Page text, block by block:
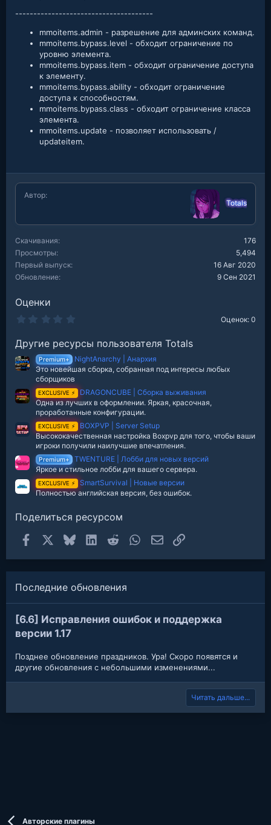
--------------------------------------
mmoitems.admin - разрешение для админских команд.
mmoitems.bypass.level - обходит ограничение по
уровню элемента.
mmoitems.bypass.item - обходит ограничение доступа
к элементу.
mmoitems.bypass.ability - обходит ограничение
доступа к способностям.
mmoitems.bypass.class - обходит ограничение класса
элемента.
mmoitems.update - позволяет использовать /
updateitem.
Автор
Totals
Скачивания
176
Просмотры
5,494
Первый выпуск
16 Авг 2020
Обновление
9 Сен 2021
Оценки
0
з
в
е
д
Оценок: 0
Другие ресурсы пользователя Totals
Premium+
NightAnarchy | Анархия
Это новейшая сборка, собранная под интересы любых
сборщиков
EXCLUSIVE ⚡
DRAGONCUBE | Сборка выживания
Одна из лучших в оформлении. Яркая, красочная,
проработанные конфигурации.
EXCLUSIVE ⚡
BOXPVP | Server Setup
Высококачественная настройка Boxpvp для того, чтобы ваши
игроки получили наилучшие впечатления.
Premium+
TWENTURE | Лобби для новых версий
Яркое и стильное лобби для вашего сервера.
EXCLUSIVE ⚡
SmartSurvival | Новые версии
Полностью английская версия, без ошибок.
Поделиться ресурсом
Facebook Bluesky LinkedInReddit WhatsAppЭлектронная почта
Ссылка
Последние обновления
[6.6] Исправления ошибок и поддержка
версии 1.17
Позднее обновление праздников. Ура! Скоро появятся и
другие обновления с небольшими изменениями...
Читать дальше...
Авторские плагины